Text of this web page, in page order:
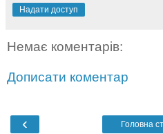
Надати доступ
Немає коментарів:
Дописати коментар
‹ Головна